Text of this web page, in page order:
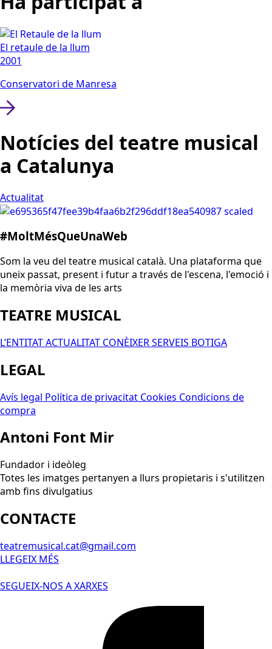
El retaule de la llum
2001
Conservatori de Manresa
Notícies del teatre musical
a Catalunya
Actualitat
#MoltMésQueUnaWeb
Som la veu del teatre musical català. Una plataforma que
uneix passat, present i futur a través de l'escena, l'emoció i
la memòria viva de les arts
TEATRE MUSICAL
L’ENTITATACTUALITAT CONÈIXERSERVEIS BOTIGA
LEGAL
Avís legal Política de privacitat Cookies Condicions de
compra
Antoni Font Mir
Fundador i ideòleg
Totes les imatges pertanyen a llurs propietaris i s'utilitzen
amb fins divulgatius
CONTACTE
teatremusical.cat@gmail.com
LLEGEIX MÉS
SEGUEIX-NOS A XARXES